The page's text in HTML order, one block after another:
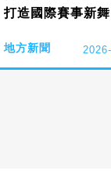
打造國際賽事新
地方新聞